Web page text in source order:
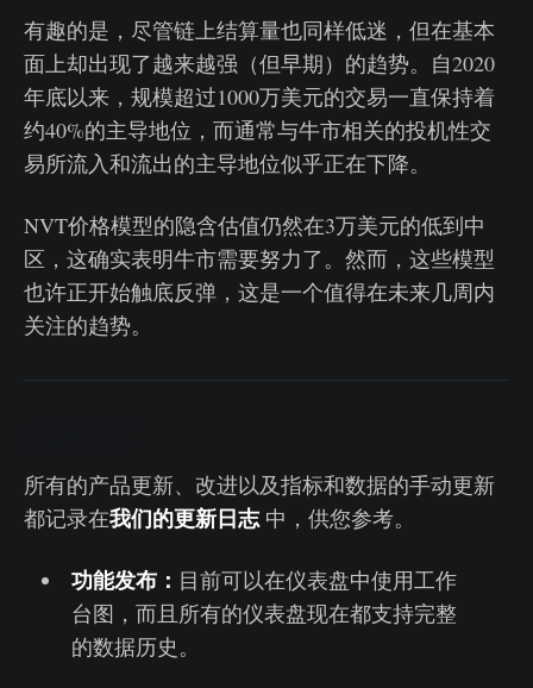
有趣的是，尽管链上结算量也同样低迷，但在基本
面上却出现了越来越强（但早期）的趋势。自2020
年底以来，规模超过1000万美元的交易一直保持着
约40%的主导地位，而通常与牛市相关的投机性交
易所流入和流出的主导地位似乎正在下降。
NVT价格模型的隐含估值仍然在3万美元的低到中
区，这确实表明牛市需要努力了。然而，这些模型
也许正开始触底反弹，这是一个值得在未来几周内
关注的趋势。
所有的产品更新、改进以及指标和数据的手动更新
都记录在我们的更新日志中，供您参考。
功能发布： 目前可以在仪表盘中使用工作
台图，而且所有的仪表盘现在都支持完整
的数据历史。